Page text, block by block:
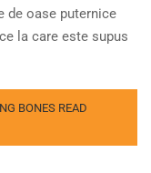
de oase puternice
la care este supus
BONES READ